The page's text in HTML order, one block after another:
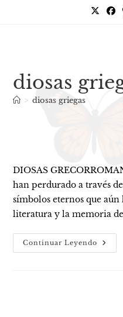
diosas
> diosas griegas
DIOSAS
han perdurado a través
símbolos eternos que
literatura y la memoria
Continuar Leyendo Diosas